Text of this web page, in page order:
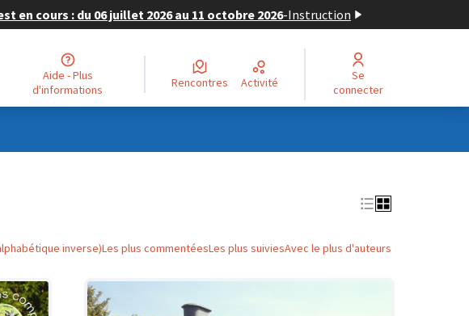
cours : du 06 juillet 2026 au 11 octobre 2026-Instruction
Aide - Plus
d'informations
Rencontres Activité
Se
connecter
inverse)Les plus commentéesLes plus suiviesAvec le plus d'auteurs